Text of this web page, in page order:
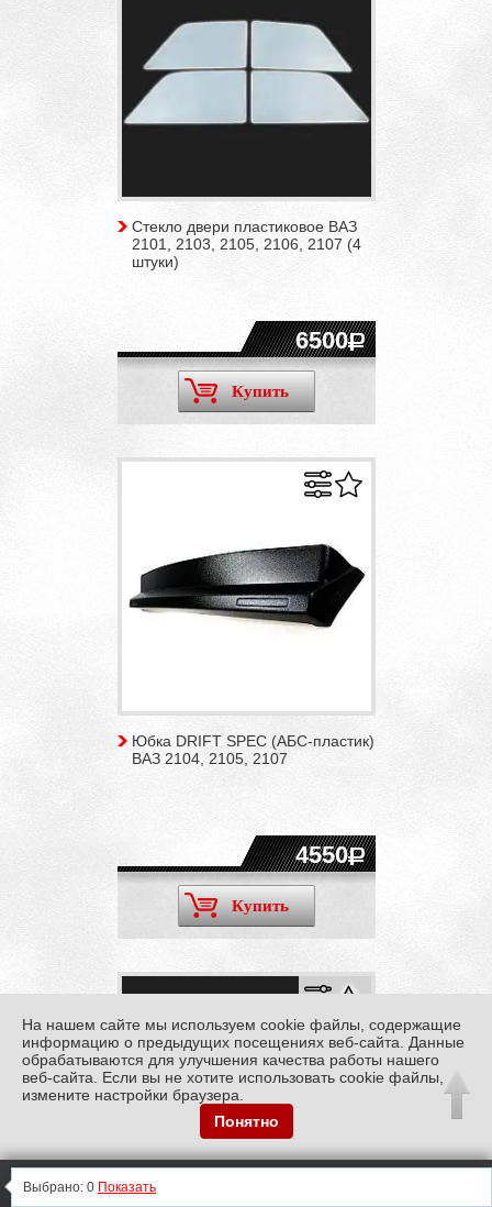
Выбрано: 0 Показать
Стекло двери пластиковое ВАЗ
2101, 2103, 2105, 2106, 2107 (4
штуки)
6500
Купить
Юбка DRIFT SPEC (АБС-пластик)
ВАЗ 2104, 2105, 2107
4550
Купить
Информация
На нашем сайте мы используем cookie файлы, содержащие
информацию о предыдущих посещениях веб-сайта. Данные
обрабатываются для улучшения качества работы нашего
веб-сайта. Если вы не хотите использовать cookie файлы,
измените настройки браузера.
Понятно